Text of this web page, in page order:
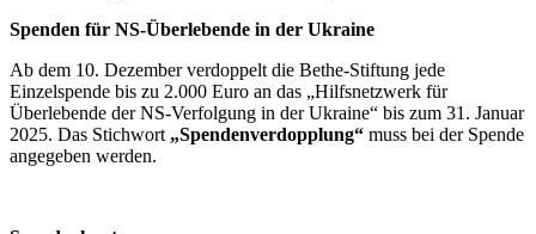
Spenden für NS-Überlebende in der Ukraine
Ab dem 10. Dezember verdoppelt die Bethe-Stiftung jede
Einzelspende bis zu 2.000 Euro an das „Hilfsnetzwerk für
Überlebende der NS-Verfolgung in der Ukraine“ bis zum 31. Januar
2025. Das Stichwort „Spendenverdopplung“ muss bei der Spende
angegeben werden.